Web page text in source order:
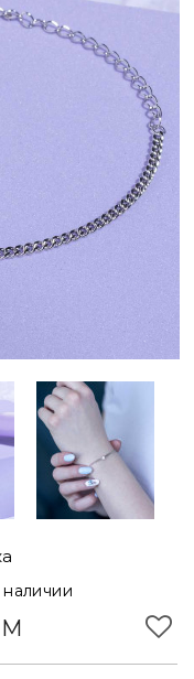
наличии